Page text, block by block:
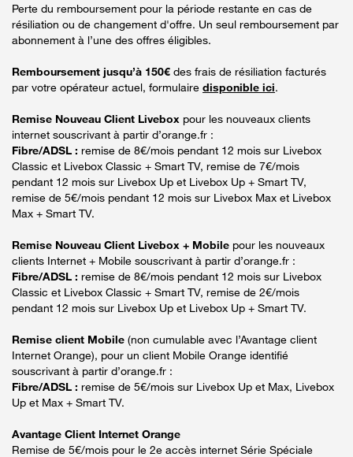
Perte du remboursement pour la période restante en cas de
résiliation ou de changement d'offre. Un seul remboursement par
abonnement à l’une des offres éligibles.
Remboursement jusqu’à 150€ des frais de résiliation facturés
par votre opérateur actuel, formulaire disponible ici.
Remise Nouveau Client Livebox pour les nouveaux clients
internet souscrivant à partir d’orange.fr :
Fibre/ADSL : remise de 8€/mois pendant 12 mois sur Livebox
Classic et Livebox Classic + Smart TV, remise de 7€/mois
pendant 12 mois sur Livebox Up et Livebox Up + Smart TV,
remise de 5€/mois pendant 12 mois sur Livebox Max et Livebox
Max + Smart TV.
Remise Nouveau Client Livebox + Mobile pour les nouveaux
clients Internet + Mobile souscrivant à partir d’orange.fr :
Fibre/ADSL : remise de 8€/mois pendant 12 mois sur Livebox
Classic et Livebox Classic + Smart TV, remise de 2€/mois
pendant 12 mois sur Livebox Up et Livebox Up + Smart TV.
Remise client Mobile (non cumulable avec l’Avantage client
Internet Orange), pour un client Mobile Orange identifié
souscrivant à partir d’orange.fr :
Fibre/ADSL : remise de 5€/mois sur Livebox Up et Max, Livebox
Up et Max + Smart TV.
Avantage Client Internet Orange
Remise de 5€/mois pour le 2e accès internet Série Spéciale